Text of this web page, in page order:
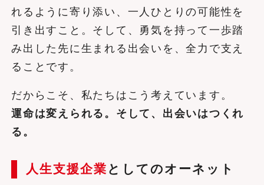
れるように寄り添い、一人ひとりの可能性を
引き出すこと。そして、勇気を持って一歩踏
み出した先に生まれる出会いを、全力で支え
ることです。
だからこそ、私たちはこう考えています。
運命は変えられる。そして、出会いはつくれ
る。
人生支援企業 としてのオーネット